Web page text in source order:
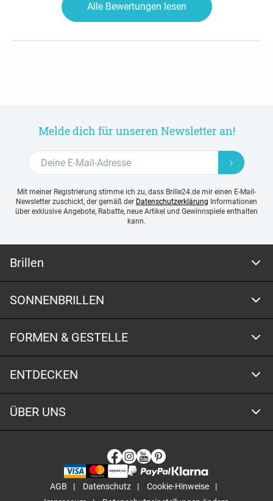
Alle Bewertungen lesen
Melde dich für unseren Newsletter an!
Mit meiner Registrierung stimme ich zu, dass Brille24.de mir einen E-Mail-
Newsletter zuschickt, der gemäß der Datenschutzerklärung Informationen
über exklusive Angebote, Rabatte, neue Artikel und Gewinnspiele enthalten
kann.
Brillen
SONNENBRILLEN
FORMEN & GESTELLE
ENTDECKEN
ÜBER UNS
AGB Datenschutz
Cookie-Hinweise